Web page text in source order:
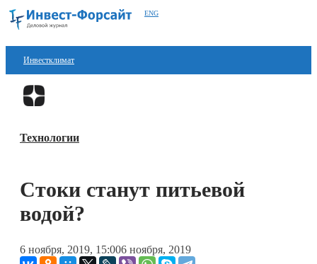
ENG
Инвестклимат
Финансы
Блокчейн
Книги
Технологии
Стоки станут питьевой
водой?
6 ноября, 2019, 15:006 ноября, 2019